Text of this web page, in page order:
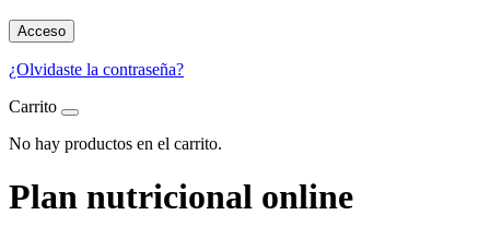
Acceso
¿Olvidaste la contraseña?
Carrito
No hay productos en el carrito.
Plan nutricional online